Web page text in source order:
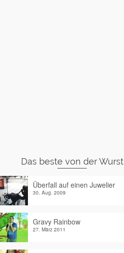
Das beste von der Wurst
Überfall auf einen Juwelier
30. Aug. 2009
Gravy Rainbow
27. März 2011